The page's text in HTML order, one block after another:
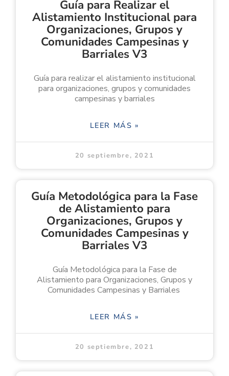
Guía para Realizar el
Alistamiento Institucional para
Organizaciones, Grupos y
Comunidades Campesinas y
Barriales V3
Guía para realizar el alistamiento institucional
para organizaciones, grupos y comunidades
campesinas y barriales
LEER MÁS »
20 septiembre, 2021
Guía Metodológica para la Fase
de Alistamiento para
Organizaciones, Grupos y
Comunidades Campesinas y
Barriales V3
Guía Metodológica para la Fase de
Alistamiento para Organizaciones, Grupos y
Comunidades Campesinas y Barriales
LEER MÁS »
20 septiembre, 2021